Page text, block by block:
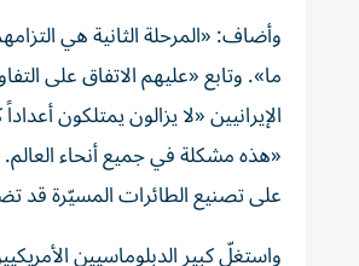
وأضاف: «المرحلة الثانية هي
ما». وتابع «عليهم الاتفاق على
الإيرانيين «لا يزالون يمتلكون
«هذه مشكلة في جميع أنحاء
على تصنيع الطائرات المسيّرة قد
واستغلّ كبير الدبلوماسيين